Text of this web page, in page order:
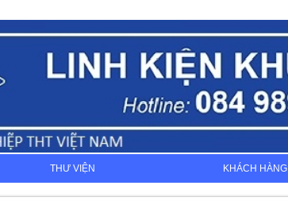
THƯ VIỆN KHÁCH HÀNG